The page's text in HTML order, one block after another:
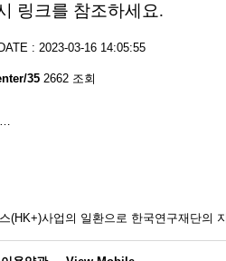
링크를 참조하세요.
: 2023-03-16 14:05:55
35 2662 조회
(HK+)사업의 일환으로 한국연구재단의